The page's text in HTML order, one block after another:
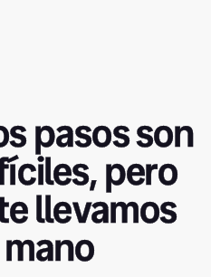
pasos son
pero
llevamos